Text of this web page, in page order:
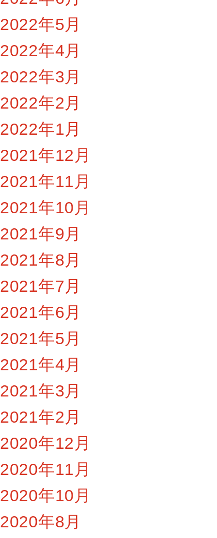
2022年5月
2022年4月
2022年3月
2022年2月
2022年1月
2021年12月
2021年11月
2021年10月
2021年9月
2021年8月
2021年7月
2021年6月
2021年5月
2021年4月
2021年3月
2021年2月
2020年12月
2020年11月
2020年10月
2020年8月